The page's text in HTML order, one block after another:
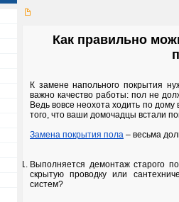
Как правильно
К замене напольного покрытия
важно качество работы: пол не
Ведь вовсе неохота ходить по
того, что ваши домочадцы встали
Замена покрытия пола – весьма
Выполняется демонтаж старого
скрытую проводку или
систем?